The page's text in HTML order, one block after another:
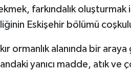
farkındalık
Eskişehir bölümü
ormanlık alanında bir araya
yanıcı madde, atık ve